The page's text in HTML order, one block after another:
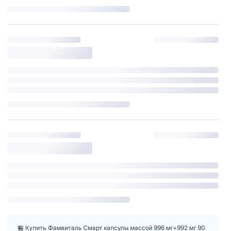
🏪 Купить Фамвиталь Смарт капсулы массой 996 мг+992 мг 90